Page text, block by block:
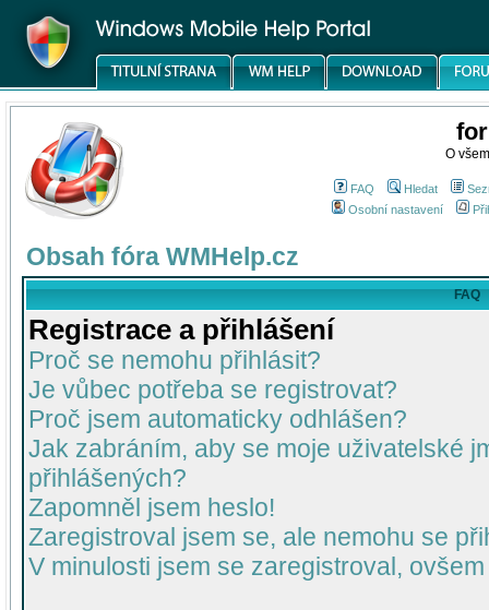
O
FAQ Hledat
Osobní nastavení
Obsah fóra WMHelp.cz
FAQ
Registrace a přihlášení
Proč se nemohu přihlásit?
Je vůbec potřeba se registrovat?
Proč jsem automaticky odhlášen?
Jak zabráním, aby se moje uživatelské
přihlášených?
Zapomněl jsem heslo!
Zaregistroval jsem se, ale nemohu se
V minulosti jsem se zaregistroval,